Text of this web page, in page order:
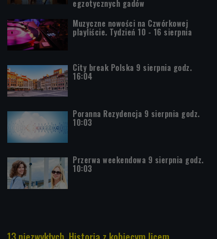
egzotycznych gadów
Muzyczne nowości na Czwórkowej
playliście. Tydzień 10 - 16 sierpnia
City break Polska 9 sierpnia godz.
16:04
Poranna Rezydencja 9 sierpnia godz.
10:03
Przerwa weekendowa 9 sierpnia godz.
10:03